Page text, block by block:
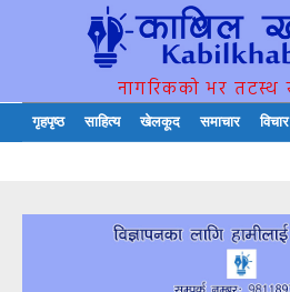
नागरिकको भर
गृहपृष्ठ साहित्य खेलकूद समाचार विचार